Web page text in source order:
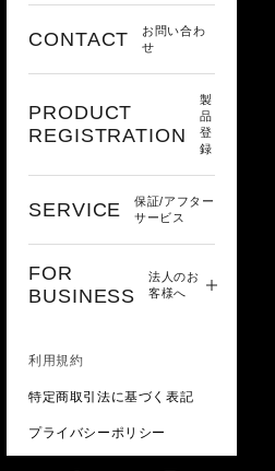
CONTACT
お問い合わ
せ
PRODUCT
REGISTRATION
製
品
登
録
SERVICE
保証/アフター
サービス
FOR
BUSINESS
法人のお
客様へ
利用規約
特定商取引法に基づく表記
プライバシーポリシー